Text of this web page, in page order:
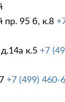
пр. 95 б, к.8
к.5 +7
+7 (499) 460-